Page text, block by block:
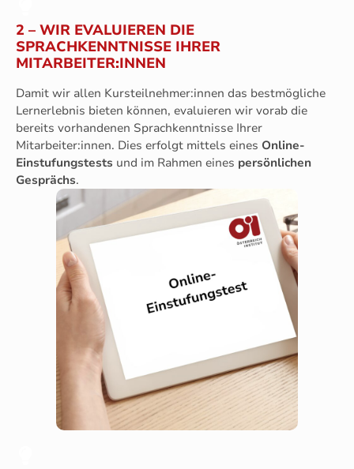
2 – WIR EVALUIEREN DIE
SPRACHKENNTNISSE IHRER
MITARBEITER:INNEN
Damit wir allen Kursteilnehmer:innen das bestmögliche
Lernerlebnis bieten können, evaluieren wir vorab die
bereits vorhandenen Sprachkenntnisse Ihrer
Mitarbeiter:innen. Dies erfolgt mittels eines Online-
Einstufungstests und im Rahmen eines persönlichen
Gesprächs.